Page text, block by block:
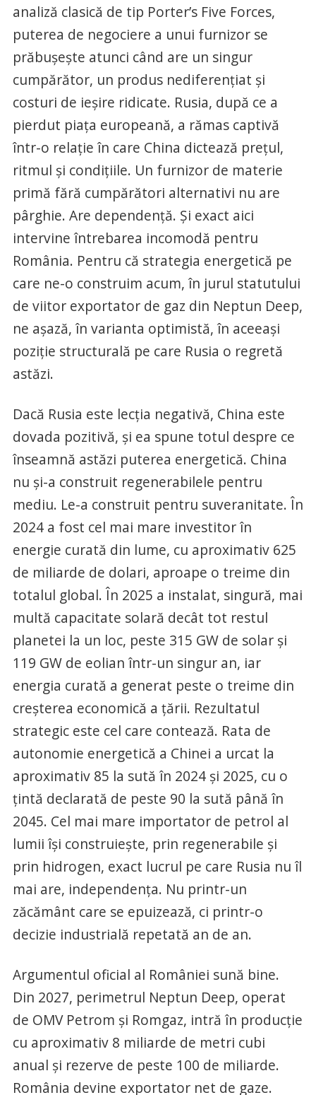
analiză clasică de tip Porter’s Five Forces,
puterea de negociere a unui furnizor se
prăbușește atunci când are un singur
cumpărător, un produs nediferențiat și
costuri de ieșire ridicate. Rusia, după ce a
pierdut piața europeană, a rămas captivă
într-o relație în care China dictează prețul,
ritmul și condițiile. Un furnizor de materie
primă fără cumpărători alternativi nu are
pârghie. Are dependență. Și exact aici
intervine întrebarea incomodă pentru
România. Pentru că strategia energetică pe
care ne-o construim acum, în jurul statutului
de viitor exportator de gaz din Neptun Deep,
ne așază, în varianta optimistă, în aceeași
poziție structurală pe care Rusia o regretă
astăzi.
Dacă Rusia este lecția negativă, China este
dovada pozitivă, și ea spune totul despre ce
înseamnă astăzi puterea energetică. China
nu și-a construit regenerabilele pentru
mediu. Le-a construit pentru suveranitate. În
2024 a fost cel mai mare investitor în
energie curată din lume, cu aproximativ 625
de miliarde de dolari, aproape o treime din
totalul global. În 2025 a instalat, singură, mai
multă capacitate solară decât tot restul
planetei la un loc, peste 315 GW de solar și
119 GW de eolian într-un singur an, iar
energia curată a generat peste o treime din
creșterea economică a țării. Rezultatul
strategic este cel care contează. Rata de
autonomie energetică a Chinei a urcat la
aproximativ 85 la sută în 2024 și 2025, cu o
țintă declarată de peste 90 la sută până în
2045. Cel mai mare importator de petrol al
lumii își construiește, prin regenerabile și
prin hidrogen, exact lucrul pe care Rusia nu îl
mai are, independența. Nu printr-un
zăcământ care se epuizează, ci printr-o
decizie industrială repetată an de an.
Argumentul oficial al României sună bine.
Din 2027, perimetrul Neptun Deep, operat
de OMV Petrom și Romgaz, intră în producție
cu aproximativ 8 miliarde de metri cubi
anual și rezerve de peste 100 de miliarde.
România devine exportator net de gaze.